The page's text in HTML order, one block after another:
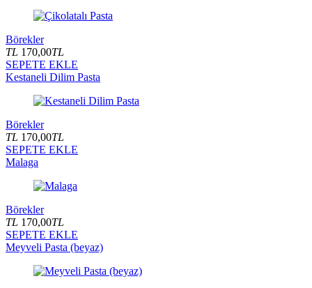
Börekler
TL 170,00TL
SEPETE EKLE
Kestaneli Dilim Pasta
Börekler
TL 170,00TL
SEPETE EKLE
Malaga
Börekler
TL 170,00TL
SEPETE EKLE
Meyveli Pasta (beyaz)